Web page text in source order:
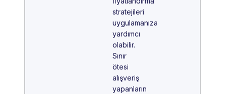
stratejileri
uygulamanıza
yardımcı
olabilir.
Sınır
ötesi
alışveriş
yapanların